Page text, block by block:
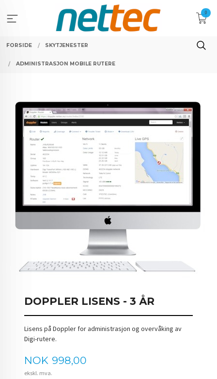
innholdet
0
FORSIDE SKYTJENESTER
ADMINISTRASJON MOBILE RUTERE
DOPPLER LISENS - 3 ÅR
Lisens på Doppler for administrasjon og overvåking av
Digi-rutere.
Pris
NOK 998,00
ekskl. mva.